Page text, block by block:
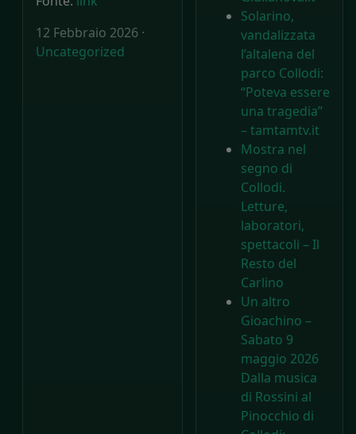
12 Febbraio 2026 ·
Uncategorized
Solarino,
vandalizzata
l’altalena del
parco Collodi:
“Poteva essere
una tragedia”
– tamtamtv.it
Mostra nel
segno di
Collodi.
Letture,
laboratori,
spettacoli – Il
Resto del
Carlino
Un altro
Gioachino –
Sabato 9
maggio 2026
Dalla musica
di Rossini al
Pinocchio di